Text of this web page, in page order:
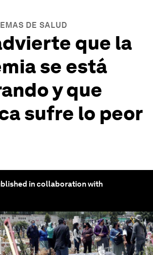
DE SALUD
que la
se está
y que
sufre lo peor
in collaboration with